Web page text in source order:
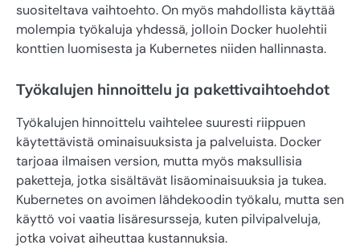
suositeltava vaihtoehto. On myös mahdollista käyttää
molempia työkaluja yhdessä, jolloin Docker huolehtii
konttien luomisesta ja Kubernetes niiden hallinnasta.
Työkalujen hinnoittelu ja pakettivaihtoehdot
Työkalujen hinnoittelu vaihtelee suuresti riippuen
käytettävistä ominaisuuksista ja palveluista. Docker
tarjoaa ilmaisen version, mutta myös maksullisia
paketteja, jotka sisältävät lisäominaisuuksia ja tukea.
Kubernetes on avoimen lähdekoodin työkalu, mutta sen
käyttö voi vaatia lisäresursseja, kuten pilvipalveluja,
jotka voivat aiheuttaa kustannuksia.